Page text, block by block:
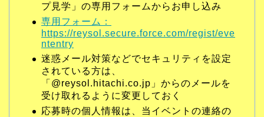
プ見学」の専用フォームからお申し込み
専用フォーム：
https://reysol.secure.force.com/regist/eve
ntentry
迷惑メール対策などでセキュリティを設定
されている方は、
「@reysol.hitachi.co.jp」からのメールを
受け取れるように変更しておく
応募時の個人情報は、当イベントの連絡の